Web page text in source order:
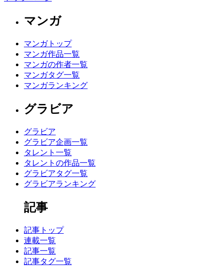
マンガ
マンガトップ
マンガ作品一覧
マンガの作者一覧
マンガタグ一覧
マンガランキング
グラビア
グラビア
グラビア企画一覧
タレント一覧
タレントの作品一覧
グラビアタグ一覧
グラビアランキング
記事
記事トップ
連載一覧
記事一覧
記事タグ一覧